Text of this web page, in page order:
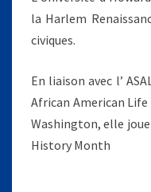
la Harlem
civiques.
En liaison avec l’
African American
Washington, elle
History Month